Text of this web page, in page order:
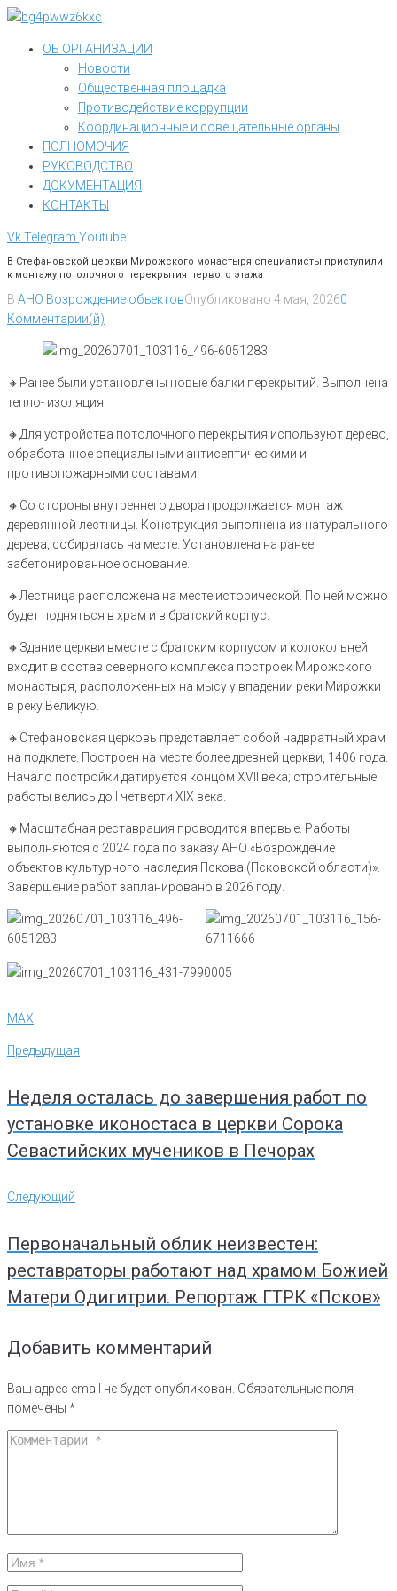
Перейти
контентуОБ ОРГАНИЗАЦИИ
Новости
Общественная площадка
Противодействие коррупции
Координационные и совещательные органы
ПОЛНОМОЧИЯ
РУКОВОДСТВО
ДОКУМЕНТАЦИЯ
КОНТАКТЫ
VkTelegram Youtube
В Стефановской церкви Мирожского монастыря специалисты приступили
к монтажу потолочного перекрытия первого этажа
В АНО Возрождение объектовОпубликовано 4 мая, 20260
Комментарии(й)
🔸Ранее были установлены новые балки перекрытий. Выполнена
тепло- изоляция.
🔸Для устройства потолочного перекрытия используют дерево,
обработанное специальными антисептическими и
противопожарными составами.
🔸Со стороны внутреннего двора продолжается монтаж
деревянной лестницы. Конструкция выполнена из натурального
дерева, собиралась на месте. Установлена на ранее
забетонированное основание.
🔸Лестница расположена на месте исторической. По ней можно
будет подняться в храм и в братский корпус.
🔸Здание церкви вместе с братским корпусом и колокольней
входит в состав северного комплекса построек Мирожского
монастыря, расположенных на мысу у впадении реки Мирожки
в реку Великую.
🔸Стефановская церковь представляет собой надвратный храм
на подклете. Построен на месте более древней церкви, 1406 года.
Начало постройки датируется концом XVII века; строительные
работы велись до I четверти XIX века.
🔸Масштабная реставрация проводится впервые. Работы
выполняются с 2024 года по заказу АНО «Возрождение
объектов культурного наследия Пскова (Псковской области)».
Завершение работ запланировано в 2026 году.
MAX
Навигация
по
Предыдущая
Предыдущая
Неделя осталась до завершения работ по
установке иконостаса в церкви Сорока
Севастийских мучеников в Печорах
Следующий
Следующий
Первоначальный облик неизвестен:
реставраторы работают над храмом Божией
Матери Одигитрии. Репортаж ГТРК «Псков»
Добавить комментарий
Ваш адрес email не будет опубликован. Обязательные поля
помечены *